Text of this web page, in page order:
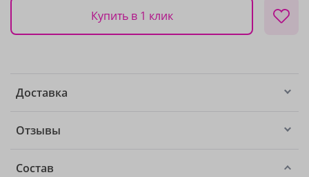
Купить в 1 клик
Доставка
Отзывы
Состав